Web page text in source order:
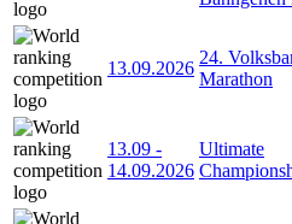
13.09.2026
24.
Marathon
13.09 -
14.09.2026
Ultimate